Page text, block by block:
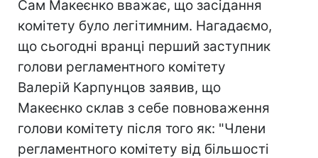
Сам Макеєнко вважає, що засідання
комітету було легітимним. Нагадаємо,
що сьогодні вранці перший заступник
голови регламентного комітету
Валерій Карпунцов заявив, що
Макеєнко склав з себе повноваження
голови комітету після того як: "Члени
регламентного комітету від більшості